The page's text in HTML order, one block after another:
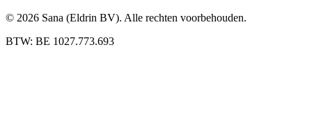
© 2026 Sana (Eldrin BV). Alle rechten voorbehouden.
BTW: BE 1027.773.693